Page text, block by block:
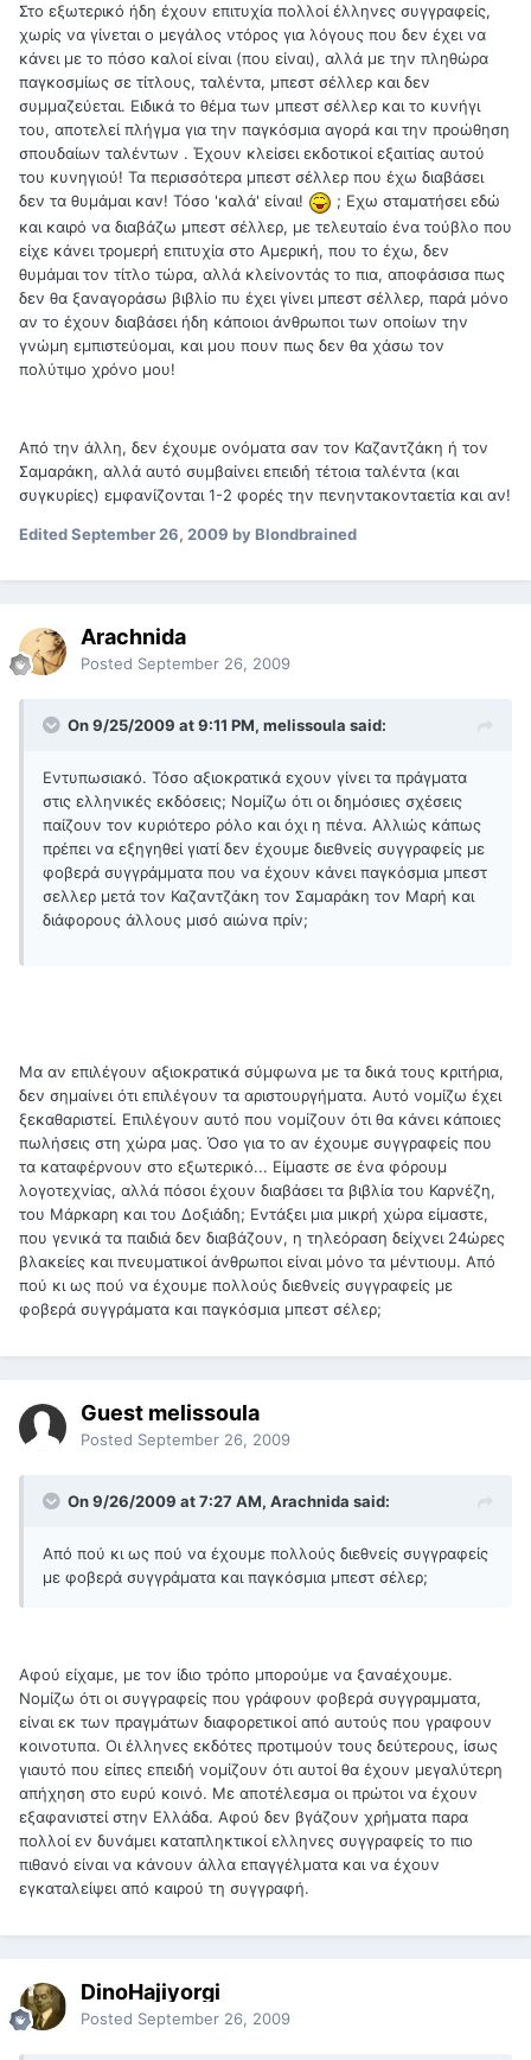
Στο εξωτερικό ήδη έχουν επιτυχία πολλοί έλληνες συγγραφείς,
χωρίς να γίνεται ο μεγάλος ντόρος για λόγους που δεν έχει να
κάνει με το πόσο καλοί είναι (που είναι), αλλά με την πληθώρα
παγκοσμίως σε τίτλους, ταλέντα, μπεστ σέλλερ και δεν
συμμαζεύεται. Ειδικά το θέμα των μπεστ σέλλερ και το κυνήγι
του, αποτελεί πλήγμα για την παγκόσμια αγορά και την προώθηση
σπουδαίων ταλέντων . Έχουν κλείσει εκδοτικοί εξαιτίας αυτού
του κυνηγιού! Τα περισσότερα μπεστ σέλλερ που έχω διαβάσει
δεν τα θυμάμαι καν! Τόσο 'καλά' είναι!
; Εχω σταματήσει εδώ
και καιρό να διαβάζω μπεστ σέλλερ, με τελευταίο ένα τούβλο που
είχε κάνει τρομερή επιτυχία στο Αμερική, που το έχω, δεν
θυμάμαι τον τίτλο τώρα, αλλά κλείνοντάς το πια, αποφάσισα πως
δεν θα ξαναγοράσω βιβλίο πυ έχει γίνει μπεστ σέλλερ, παρά μόνο
αν το έχουν διαβάσει ήδη κάποιοι άνθρωποι των οποίων την
γνώμη εμπιστεύομαι, και μου πουν πως δεν θα χάσω τον
πολύτιμο χρόνο μου!
Από την άλλη, δεν έχουμε ονόματα σαν τον Καζαντζάκη ή τον
Σαμαράκη, αλλά αυτό συμβαίνει επειδή τέτοια ταλέντα (και
συγκυρίες) εμφανίζονται 1-2 φορές την πενηντακονταετία και αν!
EditedSeptember 26, 2009 by Blondbrained
Arachnida
Posted September 26, 2009
On 9/25/2009 at 9:11 PM, melissoula said:
Εντυπωσιακό. Τόσο αξιοκρατικά εχουν γίνει τα πράγματα
στις ελληνικές εκδόσεις; Νομίζω ότι οι δημόσιες σχέσεις
παίζουν τον κυριότερο ρόλο και όχι η πένα. Αλλιώς κάπως
πρέπει να εξηγηθεί γιατί δεν έχουμε διεθνείς συγγραφείς με
φοβερά συγγράμματα που να έχουν κάνει παγκόσμια μπεστ
σελλερ μετά τον Καζαντζάκη τον Σαμαράκη τον Μαρή και
διάφορους άλλους μισό αιώνα πρίν;
Μα αν επιλέγουν αξιοκρατικά σύμφωνα με τα δικά τους κριτήρια,
δεν σημαίνει ότι επιλέγουν τα αριστουργήματα. Αυτό νομίζω έχει
ξεκαθαριστεί. Επιλέγουν αυτό που νομίζουν ότι θα κάνει κάποιες
πωλήσεις στη χώρα μας. Όσο για το αν έχουμε συγγραφείς που
τα καταφέρνουν στο εξωτερικό... Είμαστε σε ένα φόρουμ
λογοτεχνίας, αλλά πόσοι έχουν διαβάσει τα βιβλία του Καρνέζη,
του Μάρκαρη και του Δοξιάδη; Εντάξει μια μικρή χώρα είμαστε,
που γενικά τα παιδιά δεν διαβάζουν, η τηλεόραση δείχνει 24ώρες
βλακείες και πνευματικοί άνθρωποι είναι μόνο τα μέντιουμ. Από
πού κι ως πού να έχουμε πολλούς διεθνείς συγγραφείς με
φοβερά συγγράματα και παγκόσμια μπεστ σέλερ;
Guest melissoula
Posted September 26, 2009
On 9/26/2009 at 7:27 AM, Arachnida said:
Από πού κι ως πού να έχουμε πολλούς διεθνείς συγγραφείς
με φοβερά συγγράματα και παγκόσμια μπεστ σέλερ;
Αφού είχαμε, με τον ίδιο τρόπο μπορούμε να ξαναέχουμε.
Νομίζω ότι οι συγγραφείς που γράφουν φοβερά συγγραμματα,
είναι εκ των πραγμάτων διαφορετικοί από αυτούς που γραφουν
κοινοτυπα. Οι έλληνες εκδότες προτιμούν τους δεύτερους, ίσως
γιαυτό που είπες επειδή νομίζουν ότι αυτοί θα έχουν μεγαλύτερη
απήχηση στο ευρύ κοινό. Με αποτέλεσμα οι πρώτοι να έχουν
εξαφανιστεί στην Ελλάδα. Αφού δεν βγάζουν χρήματα παρα
πολλοί εν δυνάμει καταπληκτικοί ελληνες συγγραφείς το πιο
πιθανό είναι να κάνουν άλλα επαγγέλματα και να έχουν
εγκαταλείψει από καιρού τη συγγραφή.
DinoHajiyorgi
Posted September 26, 2009